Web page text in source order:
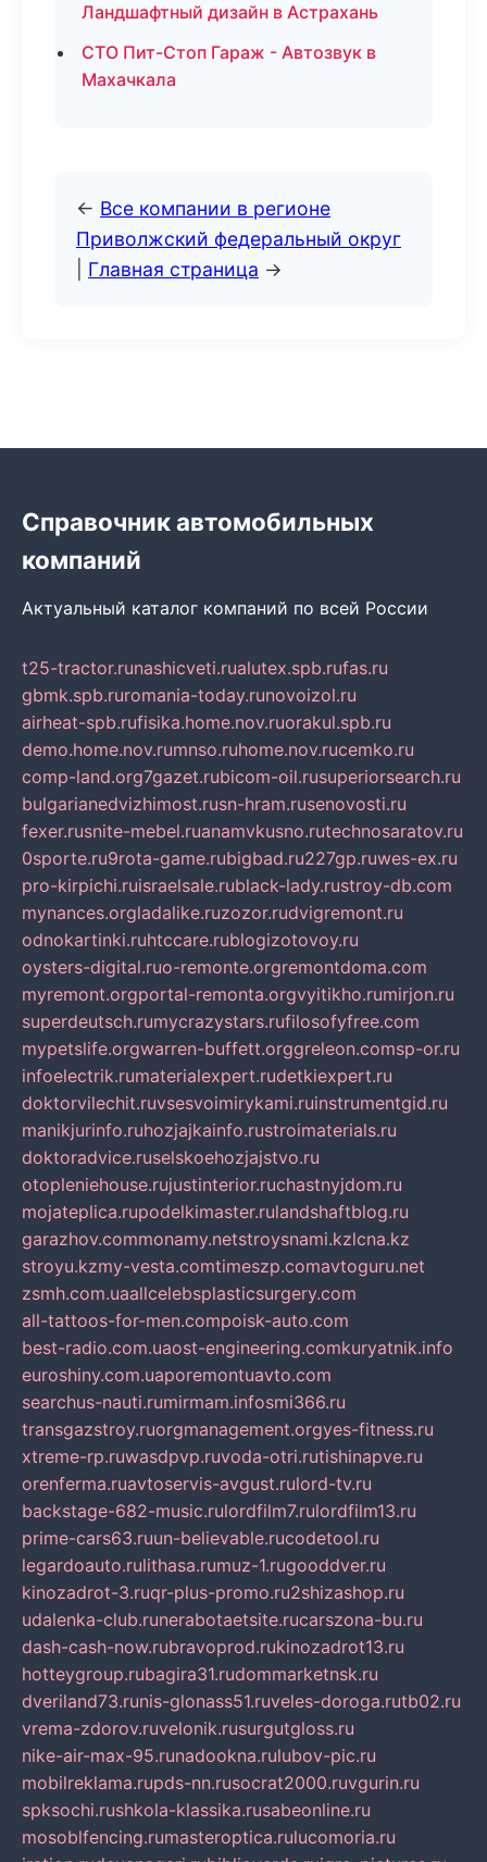
Ландшафтный дизайн в Астрахань
СТО Пит-Стоп Гараж - Автозвук в
Махачкала
← Все компании в регионе
Приволжский федеральный округ
Главная страница →
Справочник автомобильных
компаний
Актуальный каталог компаний по всей России
t25-tractor.runashicveti.rualutex.spb.rufas.ru
gbmk.spb.ruromania-today.runovoizol.ru
airheat-spb.rufisika.home.nov.ruorakul.spb.ru
demo.home.nov.rumnso.ruhome.nov.rucemko.ru
comp-land.org7gazet.rubicom-oil.rusuperiorsearch.ru
bulgarianedvizhimost.rusn-hram.rusenovosti.ru
fexer.rusnite-mebel.ruanamvkusno.rutechnosaratov.ru
0sporte.ru9rota-game.rubigbad.ru227gp.ruwes-ex.ru
pro-kirpichi.ruisraelsale.rublack-lady.rustroy-db.com
mynances.orgladalike.ruzozor.rudvigremont.ru
odnokartinki.ruhtccare.rublogizotovoy.ru
oysters-digital.ruo-remonte.orgremontdoma.com
myremont.orgportal-remonta.orgvyitikho.rumirjon.ru
superdeutsch.rumycrazystars.rufilosofyfree.com
mypetslife.orgwarren-buffett.orggreleon.comsp-or.ru
infoelectrik.rumaterialexpert.rudetkiexpert.ru
doktorvilechit.ruvsesvoimirykami.ruinstrumentgid.ru
manikjurinfo.ruhozjajkainfo.rustroimaterials.ru
doktoradvice.ruselskoehozjajstvo.ru
otopleniehouse.rujustinterior.ruchastnyjdom.ru
mojateplica.rupodelkimaster.rulandshaftblog.ru
garazhov.commonamy.netstroysnami.kzlcna.kz
stroyu.kzmy-vesta.comtimeszp.comavtoguru.net
zsmh.com.uaallcelebsplasticsurgery.com
all-tattoos-for-men.compoisk-auto.com
best-radio.com.uaost-engineering.comkuryatnik.info
euroshiny.com.uaporemontuavto.com
searchus-nauti.rumirmam.infosmi366.ru
transgazstroy.ruorgmanagement.orgyes-fitness.ru
xtreme-rp.ruwasdpvp.ruvoda-otri.rutishinapve.ru
orenferma.ruavtoservis-avgust.rulord-tv.ru
backstage-682-music.rulordfilm7.rulordfilm13.ru
prime-cars63.ruun-believable.rucodetool.ru
legardoauto.rulithasa.rumuz-1.rugooddver.ru
kinozadrot-3.ruqr-plus-promo.ru2shizashop.ru
udalenka-club.runerabotaetsite.rucarszona-bu.ru
dash-cash-now.rubravoprod.rukinozadrot13.ru
hotteygroup.rubagira31.rudommarketnsk.ru
dveriland73.runis-glonass51.ruveles-doroga.rutb02.ru
vrema-zdorov.ruvelonik.rusurgutgloss.ru
nike-air-max-95.runadookna.rulubov-pic.ru
mobilreklama.rupds-nn.rusocrat2000.ruvgurin.ru
spksochi.rushkola-klassika.rusabeonline.ru
mosoblfencing.rumasteroptica.rulucomoria.ru